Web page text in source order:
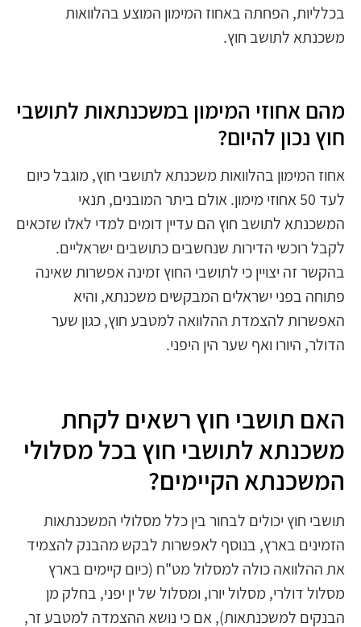
בכלליות, הפחתה באחוז המימון המוצע בהלוואות
משכנתא לתושב חוץ.
מהם אחוזי המימון במשכנתאות לתושבי
חוץ נכון להיום?
אחוז המימון בהלוואות משכנתא לתושבי חוץ, מוגבל כיום
לעד 50 אחוזי מימון. אולם ביתר המובנים, תנאי
המשכנתא לתושב חוץ הם עדיין דומים למדי לאלו שזכאים
לקבל רוכשי הדירות שנחשבים כתושבים ישראליים.
בהקשר זה יצויין כי לתושבי החוץ זמינה אפשרות שאינה
פתוחה בפני ישראלים המבקשים משכנתא, והיא
האפשרות להצמדת ההלוואה למטבע חוץ, כגון שער
הדולר, היורו ואף שער הין היפני.
האם תושבי חוץ רשאים לקחת
משכנתא לתושבי חוץ בכל מסלולי
המשכנתא הקיימים?
תושבי חוץ יכולים לבחור בין כלל מסלולי המשכנתאות
הזמינים בארץ, בנוסף לאפשרות לבקש מהבנק להצמיד
את ההלוואה כולה למסלול מט"ח (כיום קיימים בארץ
מסלול דולרי, מסלול יורו, ומסלול של ין יפני, בחלק מן
הבנקים למשכנתאות), אם כי נושא ההצמדה למטבע זר,